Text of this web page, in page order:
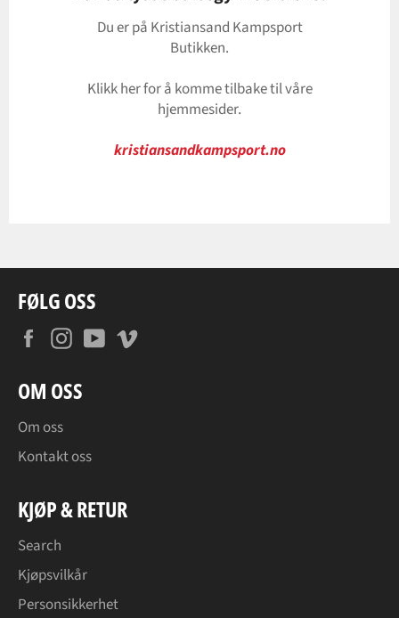
Du er på Kristiansand Kampsport
Butikken.
Klikk her for å komme tilbake til våre
hjemmesider.
kristiansandkampsport.no
FØLG OSS
FacebookInstagram
YouTube
OM OSS
Om oss
Kontakt oss
KJØP & RETUR
Search
Kjøpsvilkår
Personsikkerhet